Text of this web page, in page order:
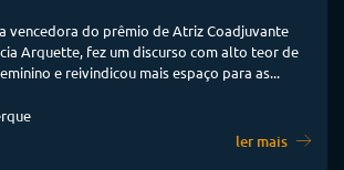
vencedora do prêmio de Atriz Coadjuvante
Arquette, fez um discurso com alto teor de
e reivindicou mais espaço para as...
ler mais